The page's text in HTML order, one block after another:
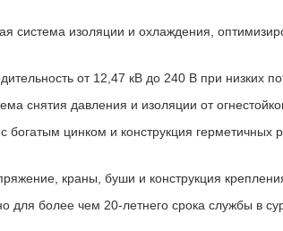
система изоляции и охлаждения,
от 12,47 кВ до 240 В при низких
снятия давления и изоляции от
богатым цинком и конструкция герметичных
краны, буши и конструкция
для более чем 20-летнего срока службы в